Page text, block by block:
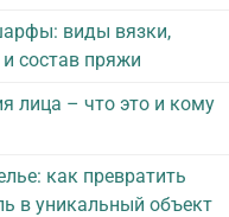
виды вязки,
состав пряжи
лица – что это и кому
как превратить
в уникальный объект